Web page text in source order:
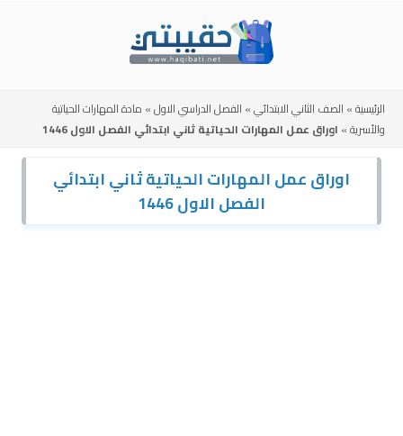
الرئيسية» الصف الثاني الابتدائي» الفصل الدراسي الاول» مادة المهارات الحياتية
والأسرية» اوراق عمل المهارات الحياتية ثاني ابتدائي الفصل الاول 1446
اوراق عمل المهارات الحياتية ثاني ابتدائي
الفصل الاول 1446